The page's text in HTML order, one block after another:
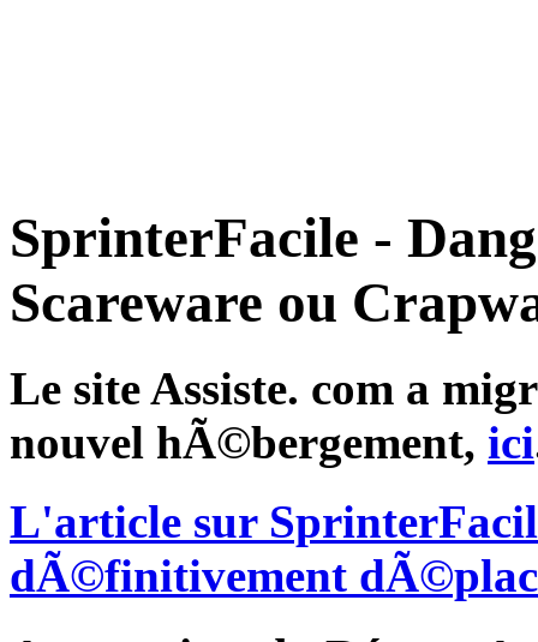
SprinterFacile -
Scareware ou
Le site Assiste. com a
nouvel hÃ©bergement, ici
L'article sur
dÃ©finitivement